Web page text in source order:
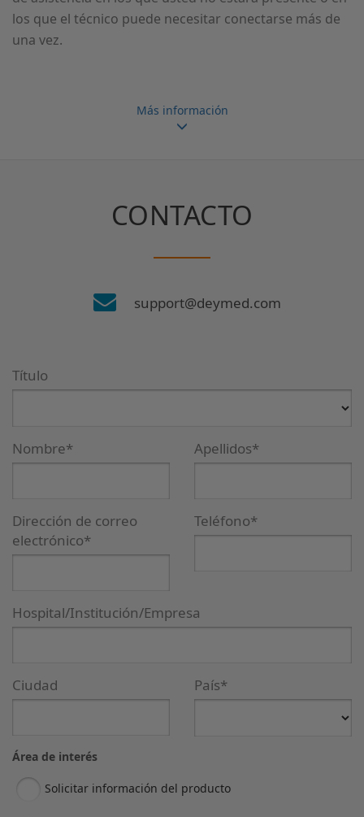
los que el técnico puede necesitar conectarse más de
una vez.
Más información
CONTACTO
support@deymed.com
Título
Nombre* Apellidos*
Dirección de correo
electrónico*
Teléfono*
Hospital/Institución/Empresa
Ciudad País*
Área de interés
Solicitar información del producto